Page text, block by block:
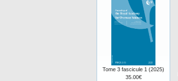
Tome 3 fascicule 1 (2025)
35.00€